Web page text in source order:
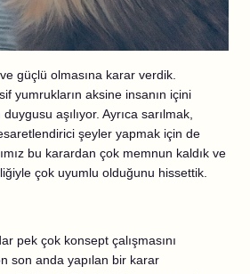
güçlü olmasına karar verdik.
yumrukların aksine insanın içini
aşılıyor. Ayrıca sarılmak,
şeyler yapmak için de
bu karardan çok memnun kaldık ve
çok uyumlu olduğunu hissettik.
pek çok konsept çalışmasını
son anda yapılan bir karar